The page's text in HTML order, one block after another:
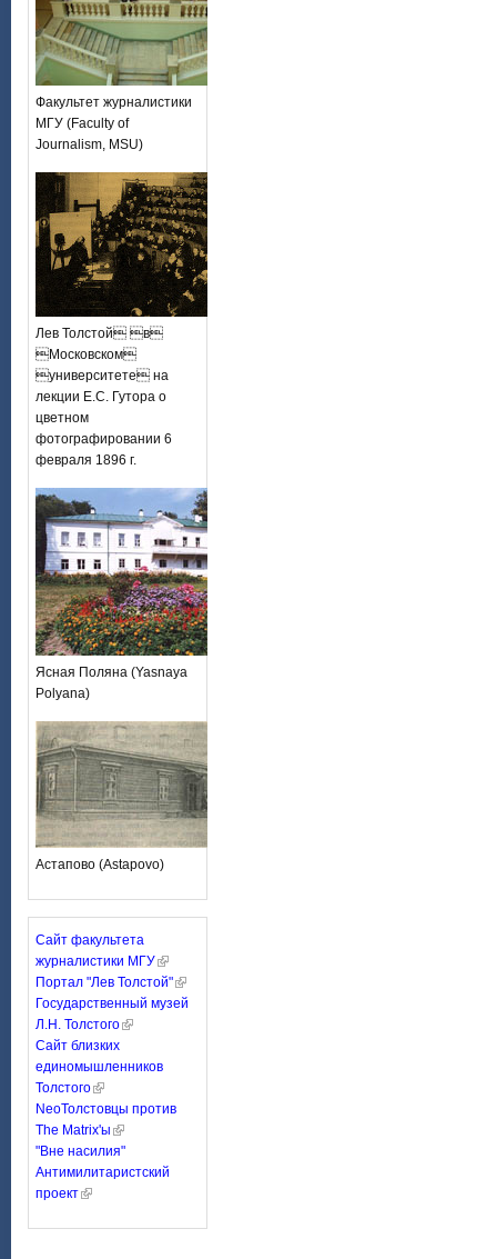
Факультет журналистики
МГУ (Faculty of
Journalism, MSU)
Лев Толстой в
Московском
университете на
лекции Е.С. Гутора о
цветном
фотографировании 6
февраля 1896 г.
Ясная Поляна (Yasnaya
Polyana)
Астапово (Astapovo)
Сайт факультета
журналистики МГУ
Портал "Лев Толстой"
Государственный музей
Л.Н. Толстого
Сайт близких
единомышленников
Толстого
NeoТолстовцы против
The Matrix'ы
"Вне насилия"
Антимилитаристский
проект